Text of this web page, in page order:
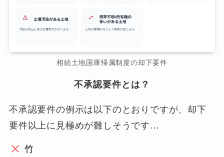
相続土地国庫帰属制度の却下要件
不承認要件とは？
不承認要件の例示は以下のとおりですが、却下
要件以上に見極めが難しそうです…
竹